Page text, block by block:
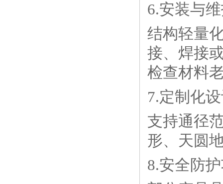
6.安装与
结构轻量
接、焊接
检查材料
7.定制化
支持通径
形、天圆
8.安全防